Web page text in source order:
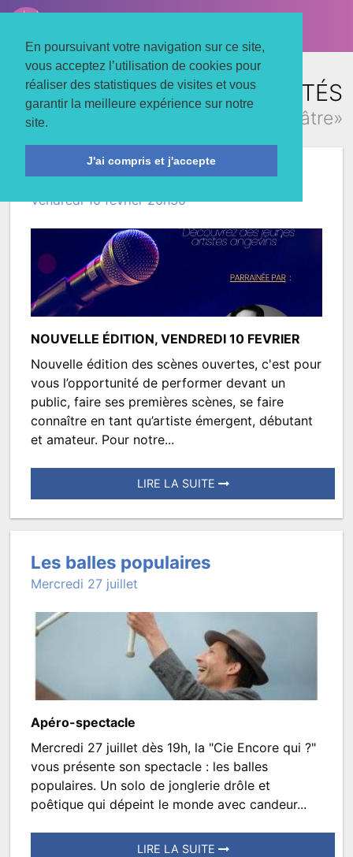
En poursuivant votre navigation sur ce site,
vous acceptez l’utilisation de cookies pour
réaliser des statistiques de visites et vous
garantir la meilleure expérience sur notre
site.
J'ai compris et j'accepte
LE TROIS MATS
TOUTES LES ACTUALITÉS
concernant «théâtre»
SCENE OUVERTE #4
Vendredi 10 février 20h30
NOUVELLE ÉDITION, VENDREDI 10 FEVRIER
SCENE
OUVERTE
#4
Nouvelle édition des scènes ouvertes, c'est pour
vous l’opportunité de performer devant un
public, faire ses premières scènes, se faire
connaître en tant qu’artiste émergent, débutant
et amateur. Pour notre...
LIRE LA SUITE
Posté
12
janvier
à
14:41.
TROISMATS.SPECTACLES
Les balles populaires
Mercredi 27 juillet
Apéro-spectacle
Les
balles
populaires
Mercredi 27 juillet dès 19h, la "Cie Encore qui ?"
vous présente son spectacle : les balles
populaires. Un solo de jonglerie drôle et
poêtique qui dépeint le monde avec candeur...
LIRE LA SUITE